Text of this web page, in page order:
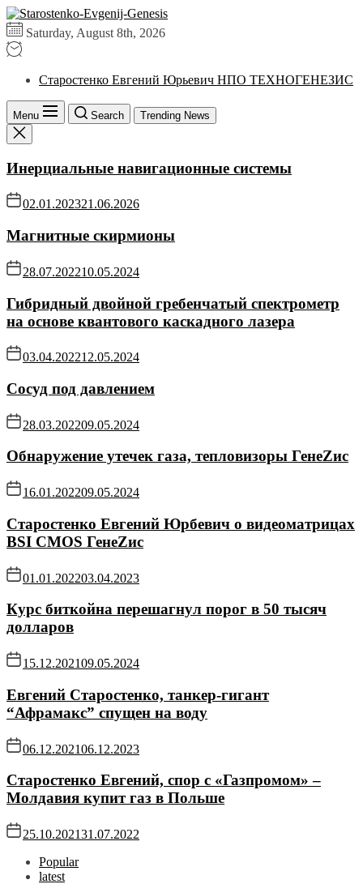
Skip
to
the
content
Умные
Saturday, August 8th, 2026
Старостенко Евгений Юрьевич НПО ТЕХНОГЕНЕЗИС
Menu Search Trending News
Инерциальные навигационные системы
02.01.202321.06.2026
Магнитные скирмионы
28.07.202210.05.2024
Гибридный двойной гребенчатый спектрометр
на основе квантового каскадного лазера
03.04.202212.05.2024
Сосуд под давлением
28.03.202209.05.2024
Обнаружение утечек газа, тепловизоры ГенеZис
16.01.202209.05.2024
Старостенко Евгений Юрбевич о видеоматрицах
BSI CMOS ГенеZис
01.01.202203.04.2023
Курс биткойна перешагнул порог в 50 тысяч
долларов
15.12.202109.05.2024
Евгений Старостенко, танкер-гигант
“Афрамакс” спущен на воду
06.12.202106.12.2023
Старостенко Евгений, спор с «Газпромом» –
Молдавия купит газ в Польше
25.10.202131.07.2022
Popular
latest